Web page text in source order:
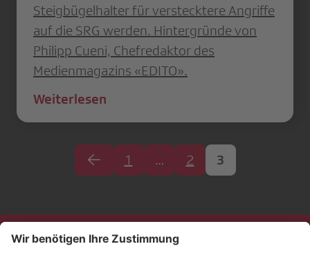
Steigbügelhalter für verstecktere Angriffe
auf die SRG werden. Hintergründe von
Philipp Cueni, Chefredaktor des
Medienmagazins «EDITO».
Weiterlesen
1 … 2 3